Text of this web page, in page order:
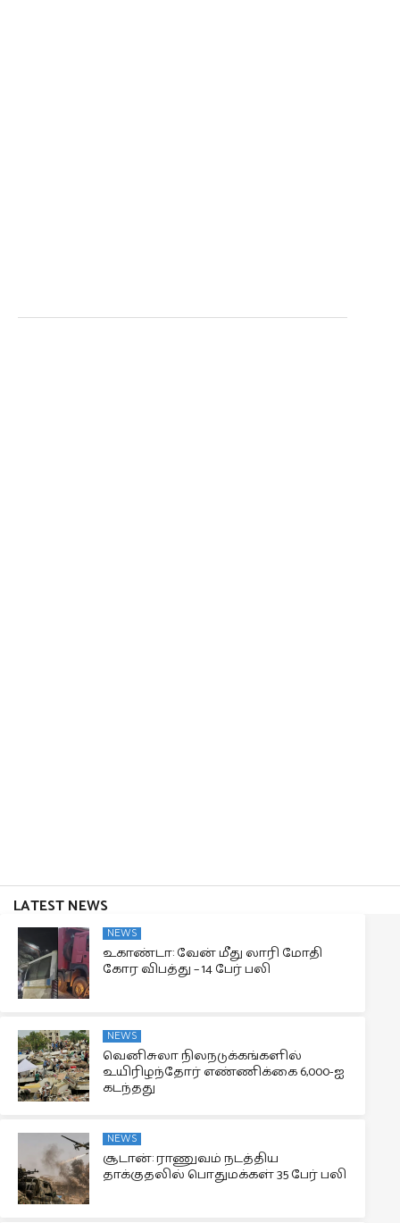
LATEST NEWS
NEWS
உகாண்டா: வேன் மீது லாரி மோதி
கோர விபத்து – 14 பேர் பலி
NEWS
வெனிசுலா நிலநடுக்கங்களில்
உயிரிழந்தோர் எண்ணிக்கை 6,000-ஐ
கடந்தது
NEWS
சூடான்: ராணுவம் நடத்திய
தாக்குதலில் பொதுமக்கள் 35 பேர் பலி